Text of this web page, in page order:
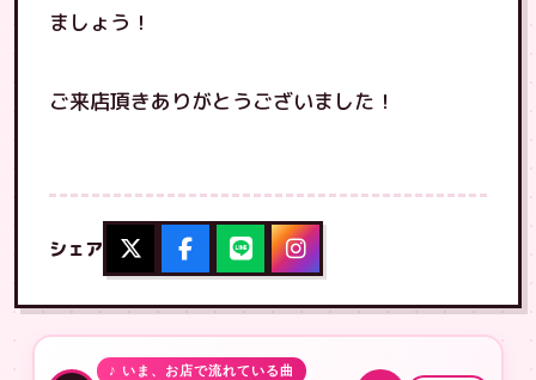
ましょう！
ご来店頂きありがとうございました！
シェア
♪ いま、お店で流れている曲